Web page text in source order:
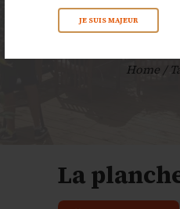
JE SUIS MAJEUR
Tag:
Home
NOS
ACTUALITÉS
CONTACTS
La